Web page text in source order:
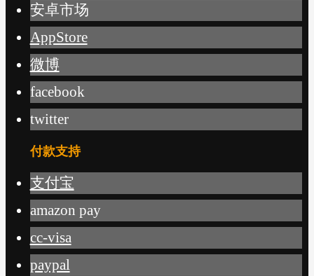
安卓市场
AppStore
微博
facebook
twitter
付款支持
支付宝
amazon pay
cc-visa
paypal